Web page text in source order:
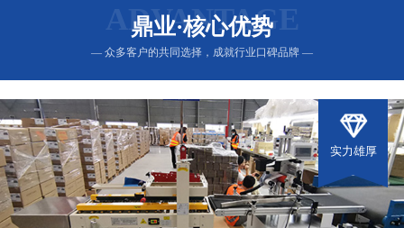
ADVANTAGE
鼎业·核心优势
— 众多客户的共同选择，成就行业口碑品牌 —
实力雄厚